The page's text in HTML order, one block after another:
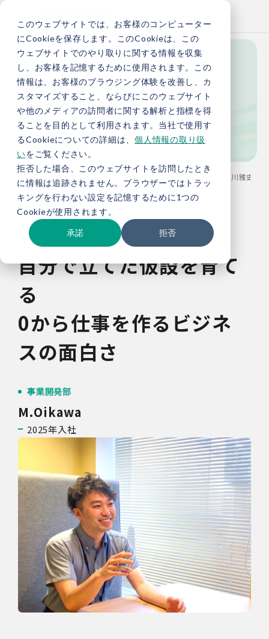
このウェブサイトでは、お客様のコンピューター
にCookieを保存します。このCookieは、この
ウェブサイトでのやり取りに関する情報を収集
し、お客様を記憶するために使用されます。この
情報は、お客様のブラウジング体験を改善し、カ
スタマイズすること、ならびにこのウェブサイト
や他のメディアの訪問者に関する解析と指標を得
ることを目的として利用されます。当社で使用す
るCookieについての詳細は、 個人情報の取り扱
いをご覧ください。
拒否した場合、このウェブサイトを訪問したとき
に情報は追跡されません。ブラウザーではトラッ
キングを行わない設定を記憶するために1つの
Cookieが使用されます。
承諾 拒否
社員を知る
Member Interview
TOP 採用情報 メンバーインタビュー：事業開発部 及川雅史
自分で立てた仮設を育て
る
0から仕事を作るビジネ
スの面白さ
事業開発部
M.Oikawa
2025年入社